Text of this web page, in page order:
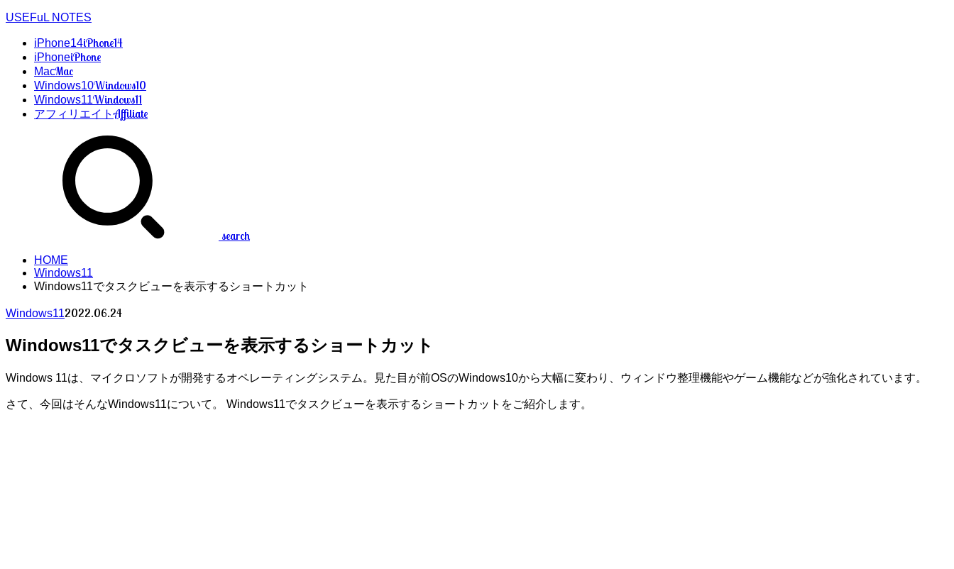
USEFuL NOTES
iPhone14iPhone14
iPhoneiPhone
MacMac
Windows10Windows10
Windows11Windows11
アフィリエイトAffiliate
search
HOME
Windows11
Windows11でタスクビューを表示するショートカット
Windows112022.06.24
Windows11でタスクビューを表示するショートカット
Windows 11は、マイクロソフトが開発するオペレーティングシステム。見た目が前OSのWindows10から大幅に変わり、ウィンドウ整理機能やゲーム機能などが強化されています。
さて、今回はそんなWindows11について。 Windows11でタスクビューを表示するショートカットをご紹介します。